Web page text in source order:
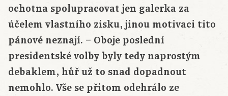
ochotna spolupracovat jen galerka za
účelem vlastního zisku, jinou motivaci tito
pánové neznají. – Oboje poslední
presidentské volby byly tedy naprostým
debaklem, hůř už to snad dopadnout
nemohlo. Vše se přitom odehrálo ze